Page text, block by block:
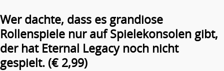
Wer dachte, dass es grandiose
Rollenspiele nur auf Spielekonsolen gibt,
der hat Eternal Legacy noch nicht
gespielt. (€ 2,99)